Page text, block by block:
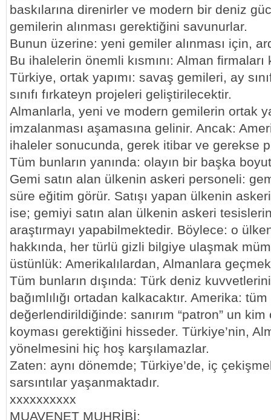
baskılarına direnirler ve modern bir deniz
gemilerin alınması gerektiğini savunurlar.
Bunun üzerine: yeni gemiler alınması için,
Bu ihalelerin önemli kısmını: Alman firmaları
Türkiye, ortak yapımı: savaş gemileri, ay
sınıfı fırkateyn projeleri geliştirilecektir.
Almanlarla, yeni ve modern gemilerin ortak
imzalanması aşamasına gelinir. Ancak:
ihaleler sonucunda, gerek itibar ve gerekse
Tüm bunların yanında: olayın bir başka
Gemi satın alan ülkenin askeri personeli:
süre eğitim görür. Satışı yapan ülkenin
ise; gemiyi satın alan ülkenin askeri
araştırmayı yapabilmektedir. Böylece: o
hakkında, her türlü gizli bilgiye ulaşmak
üstünlük: Amerikalılardan, Almanlara
Tüm bunların dışında: Türk deniz
bağımlılığı ortadan kalkacaktır. Amerika:
değerlendirildiğinde: sanırım “patron” un
koyması gerektiğini hisseder. Türkiye’nin,
yönelmesini hiç hoş karşılamazlar.
Zaten: aynı dönemde; Türkiye’de, iç
sarsıntılar yaşanmaktadır.
xxxxxxxxxx
MUAVENET MUHRİBİ: